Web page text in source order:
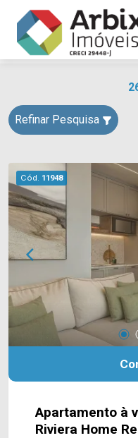
Refinar Pesquisa
Cód. 11948
Apartamento à
Riviera Home